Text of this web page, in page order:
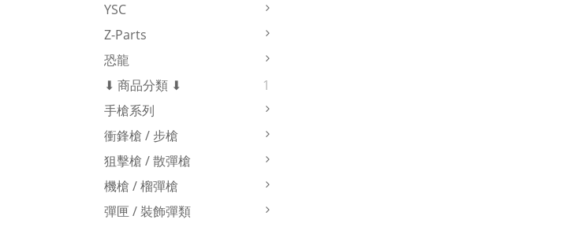
YSC
Z-Parts
恐龍
⬇ 商品分類 ⬇
1
手槍系列
衝鋒槍 / 步槍
狙擊槍 / 散彈槍
機槍 / 榴彈槍
彈匣 / 裝飾彈類